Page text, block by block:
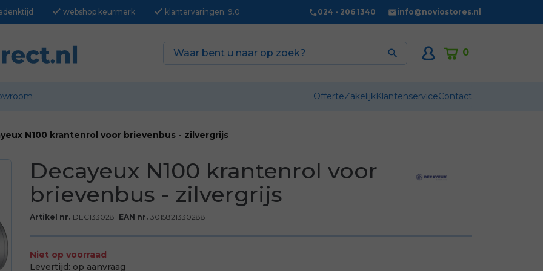
check webshop keurmerk check klantervaringen: 9.0 024 - 206 1340 info@noviostores.nl
0

OfferteZakelijkKlantenserviceContact
N100 krantenrol voor brievenbus - zilvergrijs
Decayeux N100 krantenrol voor
brievenbus - zilvergrijs
Artikel nr. DEC133028 EAN nr. 3015821330288
Niet op voorraad
Levertijd: op aanvraag